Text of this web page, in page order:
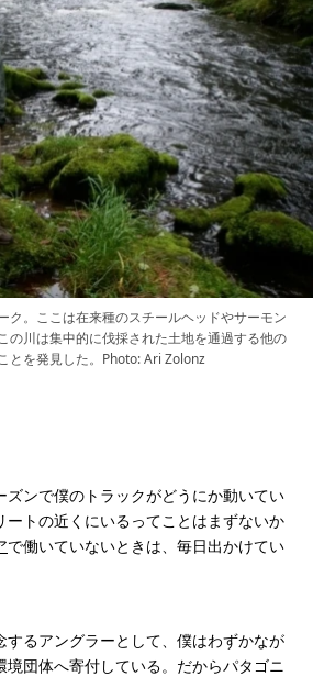
ク。ここは在来種のスチールヘッドやサーモン
の川は集中的に伐採された土地を通過する他の
とを発見した。Photo: Ari Zolonz
ズンで僕のトラックがどうにか動いてい
ートの近くにいるってことはまずないか
で働いていないときは、毎日出かけてい
するアングラーとして、僕はわずかなが
境団体へ寄付している。だからパタゴニ